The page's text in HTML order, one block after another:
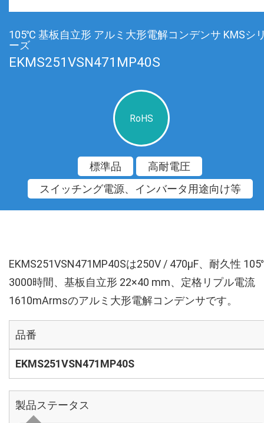
105℃ 基板自立形 アルミ大形電解コンデンサ KMSシ
ーズ
EKMS251VSN471MP40S
RoHS
標準品
高耐電圧
スイッチング電源、インバータ用途向け等
EKMS251VSN471MP40Sは250V / 470µF、耐久性
3000時間、基板自立形 22×40 mm、定格リプル電流
1610mArmsのアルミ大形電解コンデンサです。
品番
EKMS251VSN471MP40S
製品ステータス